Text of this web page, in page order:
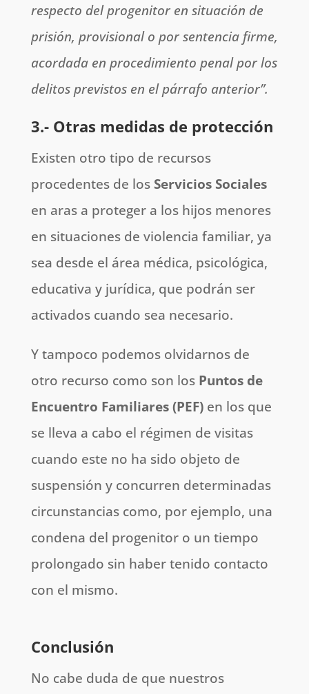
respecto del progenitor en situación de
prisión, provisional o por sentencia firme,
acordada en procedimiento penal por los
delitos previstos en el párrafo anterior”.
3.- Otras medidas de protección
Existen otro tipo de recursos
procedentes de los Servicios Sociales
en aras a proteger a los hijos menores
en situaciones de violencia familiar, ya
sea desde el área médica, psicológica,
educativa y jurídica, que podrán ser
activados cuando sea necesario.
Y tampoco podemos olvidarnos de
otro recurso como son los Puntos de
Encuentro Familiares (PEF)en los que
se lleva a cabo el régimen de visitas
cuando este no ha sido objeto de
suspensión y concurren determinadas
circunstancias como, por ejemplo, una
condena del progenitor o un tiempo
prolongado sin haber tenido contacto
con el mismo.
Conclusión
No cabe duda de que nuestros